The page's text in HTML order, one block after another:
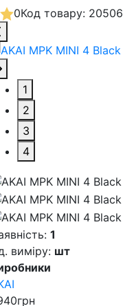
0Код товару: 20506
1
2
3
4
1
виміру: шт